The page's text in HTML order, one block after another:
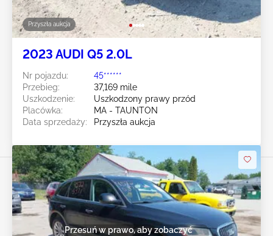
Przyszła aukcja
2023 AUDI Q5 2.0L
Nr pojazdu:
45******
Przebieg:
37,169 mile
Uszkodzenie:
Uszkodzony prawy przód
Placówka:
MA - TAUNTON
Data sprzedaży:
Przyszła aukcja
Przesuń w prawo, aby zobaczyć